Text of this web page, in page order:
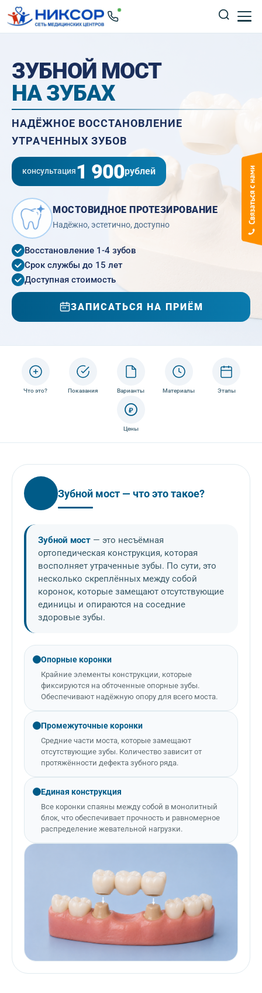
ЗУБНОЙ МОСТ
НА ЗУБАХ
НАДЁЖНОЕ ВОССТАНОВЛЕНИЕ
УТРАЧЕННЫХ ЗУБОВ
консультация1 900рублей
МОСТОВИДНОЕ ПРОТЕЗИРОВАНИЕ
Надёжно, эстетично, доступно
Восстановление 1-4 зубов
Срок службы до 15 лет
Доступная стоимость
ЗАПИСАТЬСЯ НА ПРИЁМ
Что это? Показания Варианты Материалы Этапы
₽
Цены
Зубной мост — что это такое?
Зубной мост — это несъёмная
ортопедическая конструкция, которая
восполняет утраченные зубы. По сути, это
несколько скреплённых между собой
коронок, которые замещают отсутствующие
единицы и опираются на соседние
здоровые зубы.
Опорные коронки
Крайние элементы конструкции, которые
фиксируются на обточенные опорные зубы.
Обеспечивают надёжную опору для всего моста.
Промежуточные коронки
Средние части моста, которые замещают
отсутствующие зубы. Количество зависит от
протяжённости дефекта зубного ряда.
Единая конструкция
Все коронки спаяны между собой в монолитный
блок, что обеспечивает прочность и равномерное
распределение жевательной нагрузки.